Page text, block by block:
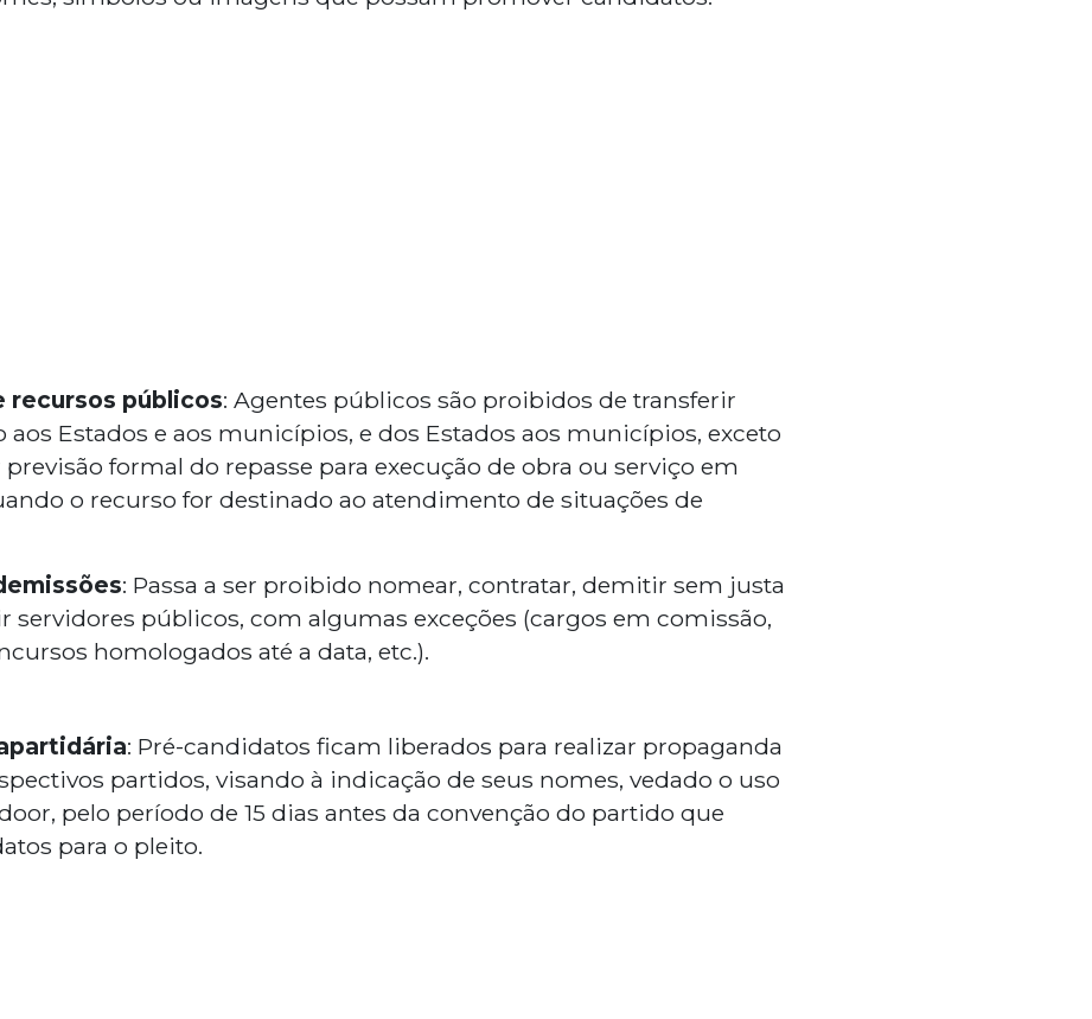
recursos públicos: Agentes públicos são proibidos de transferir
aos Estados e aos municípios, e dos Estados aos municípios, exceto
formal do repasse para execução de obra ou serviço em
o recurso for destinado ao atendimento de situações de
: Passa a ser proibido nomear, contratar, demitir sem justa
servidores públicos, com algumas exceções (cargos em comissão,
homologados até a data, etc.).
: Pré-candidatos ficam liberados para realizar propaganda
partidos, visando à indicação de seus nomes, vedado o uso
pelo período de 15 dias antes da convenção do partido que
para o pleito.